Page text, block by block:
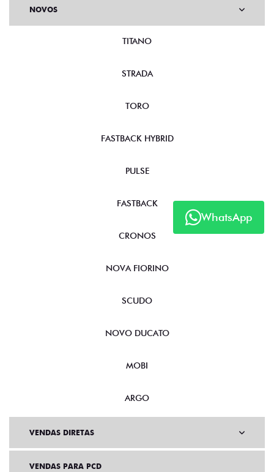
WhatsApp
NOVOS
TITANO
STRADA
TORO
FASTBACK HYBRID
PULSE
FASTBACK
CRONOS
NOVA FIORINO
SCUDO
NOVO DUCATO
MOBI
ARGO
VENDAS DIRETAS
VENDAS PARA PCD